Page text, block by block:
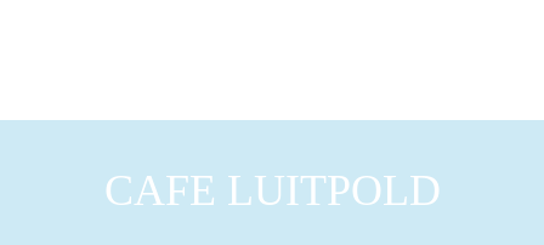
CAFE LUITPOLD